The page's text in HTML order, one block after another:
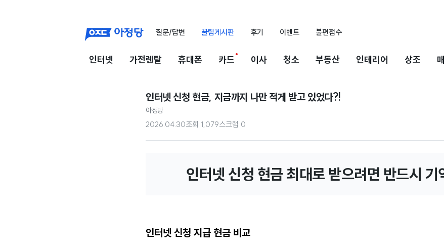
질문/답변 꿀팁게시판 후기 이벤트 불편접수
인터넷 가전렌탈 휴대폰 카드 이사 청소 부동산 인테리어 상조
인터넷 신청 현금, 지금까지 나만 적게 받고 있었다?!
아정당
2026.04.30조회 1,079스크랩 0
인터넷 신청 현금 최대로 받으려면 반드시 기
인터넷 신청 지급 현금 비교